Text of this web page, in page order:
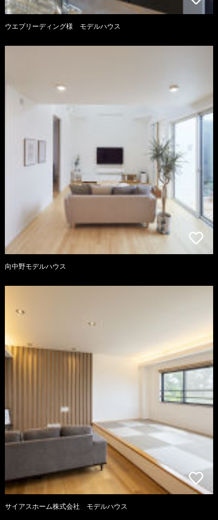
ウエブリーディング様 モデルハウス
向中野モデルハウス
サイアスホーム株式会社 モデルハウス